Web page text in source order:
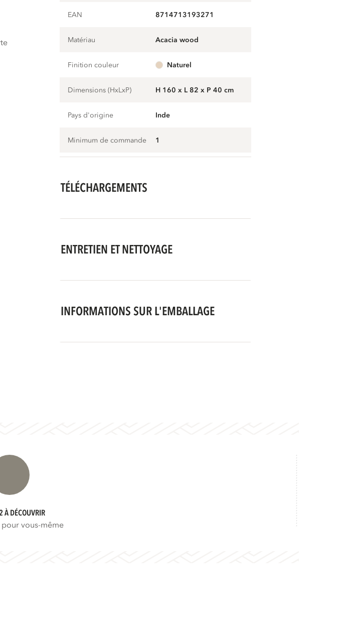
EAN 8714713193271
Matériau acacia wood
Finition couleur naturel
Dimensions (HxLxP) H 160 x L 82 x P 40 cm
Pays d'origine Inde
Minimum de commande 1
TÉLÉCHARGEMENTS
ENTRETIEN ET NETTOYAGE
INFORMATIONS SUR L'EMBALLAGE
DÉCOUVRIR
vous-même